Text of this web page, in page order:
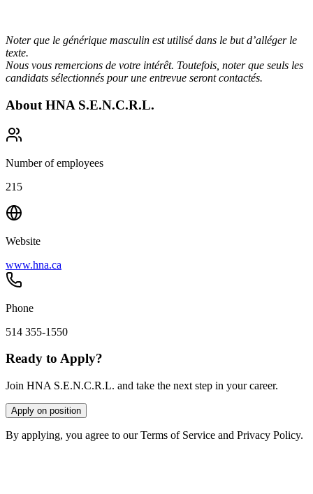
Noter que le générique masculin est utilisé dans le but d’alléger le
texte.
Nous vous remercions de votre intérêt. Toutefois, noter que seuls les
candidats sélectionnés pour une entrevue seront contactés.
About HNA S.E.N.C.R.L.
Number of employees
215
Website
www.hna.ca
Phone
514 355-1550
Ready to Apply?
Join HNA S.E.N.C.R.L. and take the next step in your career.
Apply on position
By applying, you agree to our Terms of Service and Privacy Policy.